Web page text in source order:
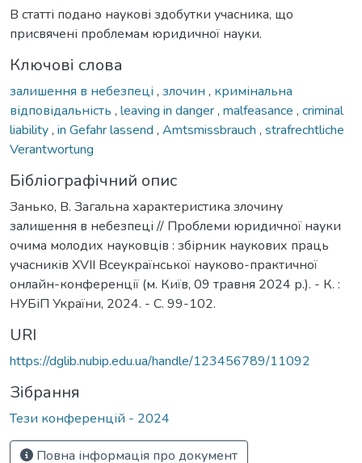
В статті подано наукові здобутки учасника, що
присвячені проблемам юридичної науки.
Ключові слова
залишення в небезпеці , злочин , кримінальна
відповідальність , leaving in danger, malfeasance , criminal
liability, in Gefahr lassend , Amtsmissbrauch , strafrechtliche
Verantwortung
Бібліографічний опис
Занько, В. Загальна характеристика злочину
залишення в небезпеці // Проблеми юридичної науки
очима молодих науковців : збірник наукових праць
учасників ХVІI Всеукраїнської науково-практичної
онлайн-конференції (м. Київ, 09 травня 2024 р.). - К. :
НУБіП України, 2024. - С. 99-102.
URI
https://dglib.nubip.edu.ua/handle/123456789/11092
Зібрання
Тези конференцій - 2024
Повна інформація про документ